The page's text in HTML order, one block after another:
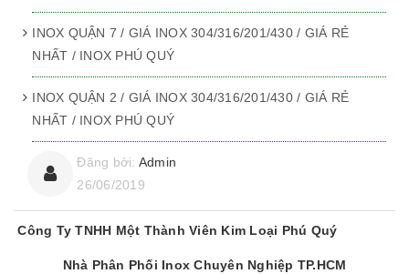
INOX QUẬN 7 / GIÁ INOX 304/316/201/430 / GIÁ RẺ
NHẤT / INOX PHÚ QUÝ
INOX QUẬN 2 / GIÁ INOX 304/316/201/430 / GIÁ RẺ
NHẤT / INOX PHÚ QUÝ
Đăng bởi: Admin
26/06/2019
Công Ty TNHH Một Thành Viên Kim Loại Phú Quý
Nhà Phân Phối Inox Chuyên Nghiệp TP.HCM